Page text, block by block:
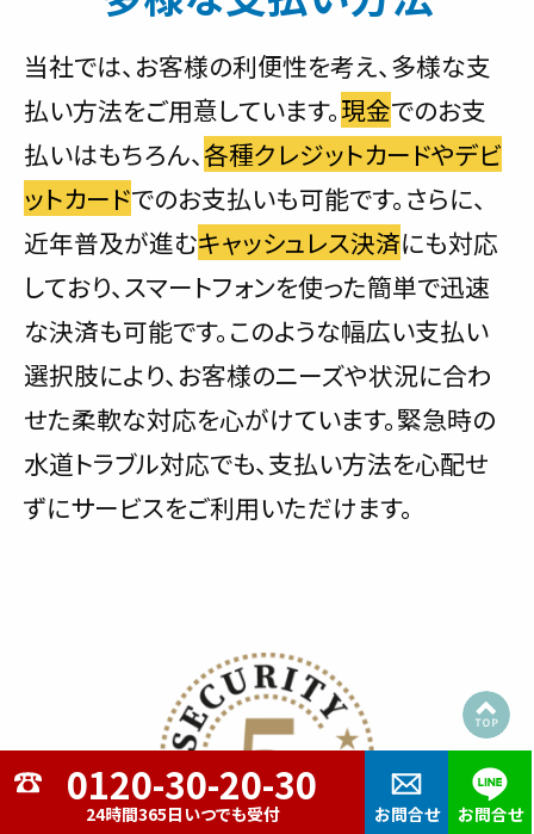
24時間365日いつでも受付 お問合せ お問合せ
当社では、お客様の利便性を考え、多様な支
払い方法をご用意しています。現金でのお支
払いはもちろん、各種クレジットカードやデビ
ットカードでのお支払いも可能です。さらに、
近年普及が進むキャッシュレス決済にも対応
しており、スマートフォンを使った簡単で迅速
な決済も可能です。このような幅広い支払い
選択肢により、お客様のニーズや状況に合わ
せた柔軟な対応を心がけています。緊急時の
水道トラブル対応でも、支払い方法を心配せ
ずにサービスをご利用いただけます。